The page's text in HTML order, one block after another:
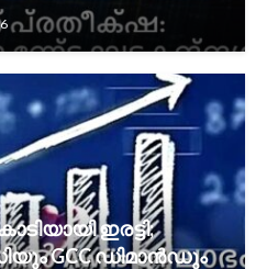
ഇരട്ടി;
GCC ഡിമാൻഡും